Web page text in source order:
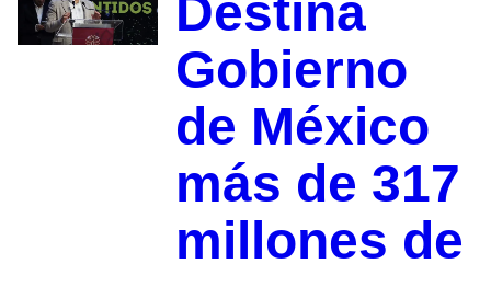
Destina
Gobierno
de México
más de 317
millones de